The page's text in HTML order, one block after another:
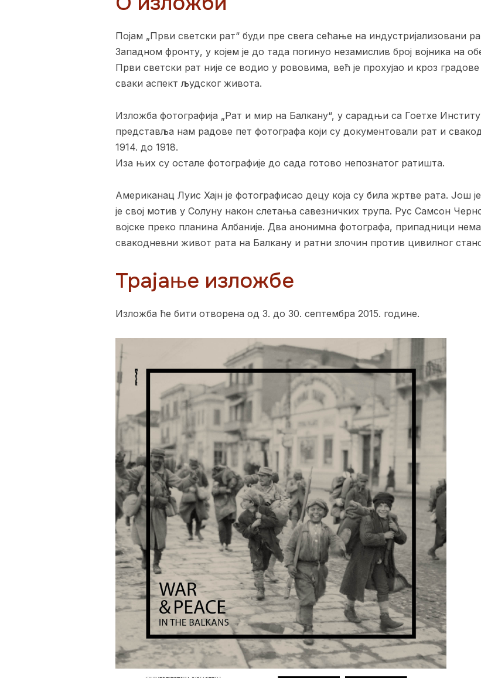
Појам „Први светски рат“ буди пре свега сећање на индустријализовани
Западном фронту, у којем је до тада погинуо незамислив број војника на
Први светски рат није се водио у рововима, већ је прохујао и кроз
сваки аспект људског живота.
Изложба фотографија „Рат и мир на Балкану“, у сарадњи са Гоетхе
представља нам радове пет фотографа који су документовали рат и
1914. до 1918.
Иза њих су остале фотографије до сада готово непознатог ратишта.
Американац Луис Хајн је фотографисао децу која су била жртве рата. Још
је свој мотив у Солуну након слетања савезничких трупа. Рус Самсон
војске преко планина Албаније. Два анонимна фотографа, припадници
свакодневни живот рата на Балкану и ратни злочин против цивилног
Трајање изложбе
Изложба ће бити отворена од 3. до 30. септембра 2015. године.